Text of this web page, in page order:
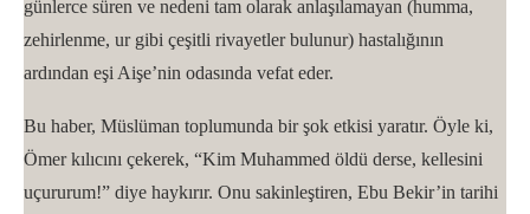
günlerce süren ve nedeni tam olarak anlaşılamayan (humma,
zehirlenme, ur gibi çeşitli rivayetler bulunur) hastalığının
ardından eşi Aişe’nin odasında vefat eder.
Bu haber, Müslüman toplumunda bir şok etkisi yaratır. Öyle ki,
Ömer kılıcını çekerek, “Kim Muhammed öldü derse, kellesini
uçururum!” diye haykırır. Onu sakinleştiren, Ebu Bekir’in tarihi